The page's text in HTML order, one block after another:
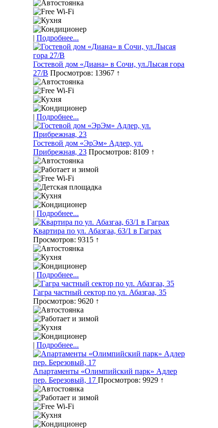
| Подробнее...
Гостевой дом «Диана» в Сочи, ул.Лысая гора
27/В Просмотров: 13967 ↑
| Подробнее...
Гостевой дом «ЭрЭм» Адлер, ул.
Прибрежная, 23 Просмотров: 8109 ↑
| Подробнее...
Квартира по ул. Абазгаа, 63/1 в Гаграх
Просмотров: 9315 ↑
| Подробнее...
Гагра частный сектор по ул. Абазгаа, 35
Просмотров: 9620 ↑
| Подробнее...
Апартаменты «Олимпийский парк» Адлер
пер. Березовый, 17 Просмотров: 9929 ↑